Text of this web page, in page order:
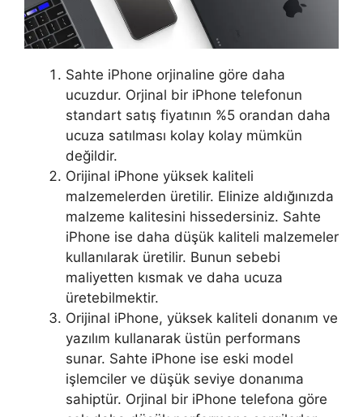
x
i
a
Sahte iPhone orjinaline göre daha
ucuzdur. Orjinal bir iPhone telefonun
standart satış fiyatının %5 orandan daha
ucuza satılması kolay kolay mümkün
değildir.
Orijinal iPhone yüksek kaliteli
malzemelerden üretilir. Elinize aldığınızda
malzeme kalitesini hissedersiniz. Sahte
iPhone ise daha düşük kaliteli malzemeler
kullanılarak üretilir. Bunun sebebi
maliyetten kısmak ve daha ucuza
üretebilmektir.
Orijinal iPhone, yüksek kaliteli donanım ve
yazılım kullanarak üstün performans
sunar. Sahte iPhone ise eski model
işlemciler ve düşük seviye donanıma
sahiptür. Orjinal bir iPhone telefona göre